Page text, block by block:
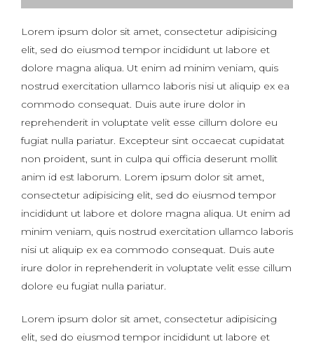
Lorem ipsum dolor sit amet, consectetur adipisicing
elit, sed do eiusmod tempor incididunt ut labore et
dolore magna aliqua. Ut enim ad minim veniam, quis
nostrud exercitation ullamco laboris nisi ut aliquip ex ea
commodo consequat. Duis aute irure dolor in
reprehenderit in voluptate velit esse cillum dolore eu
fugiat nulla pariatur. Excepteur sint occaecat cupidatat
non proident, sunt in culpa qui officia deserunt mollit
anim id est laborum. Lorem ipsum dolor sit amet,
consectetur adipisicing elit, sed do eiusmod tempor
incididunt ut labore et dolore magna aliqua. Ut enim ad
minim veniam, quis nostrud exercitation ullamco laboris
nisi ut aliquip ex ea commodo consequat. Duis aute
irure dolor in reprehenderit in voluptate velit esse cillum
dolore eu fugiat nulla pariatur.
Lorem ipsum dolor sit amet, consectetur adipisicing
elit, sed do eiusmod tempor incididunt ut labore et